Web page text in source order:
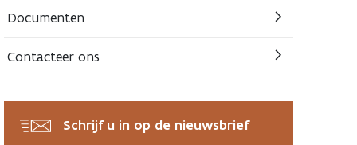
Documenten
Contacteer ons
Schrijf u in op de nieuwsbrief